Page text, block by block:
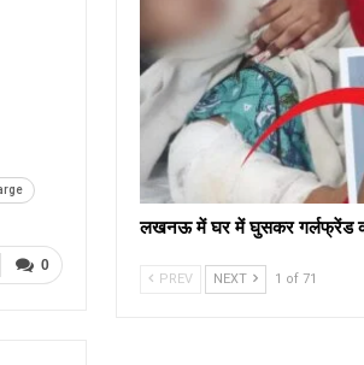
0
लखनऊ में घर में घुसकर गर्लफ्रेंड को
PREV NEXT 1 of 71